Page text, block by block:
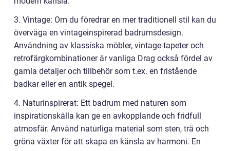
3. Vintage: Om du föredrar en mer traditionell stil kan du
överväga en vintageinspirerad badrumsdesign.
Användning av klassiska möbler, vintage-tapeter och
retrofärgkombinationer är vanliga Drag också fördel av
gamla detaljer och tillbehör som t.ex. en fristående
badkar eller en antik spegel.
4. Naturinspirerat: Ett badrum med naturen som
inspirationskälla kan ge en avkopplande och fridfull
atmosfär. Använd naturliga material som sten, trä och
gröna växter för att skapa en känsla av harmoni. En